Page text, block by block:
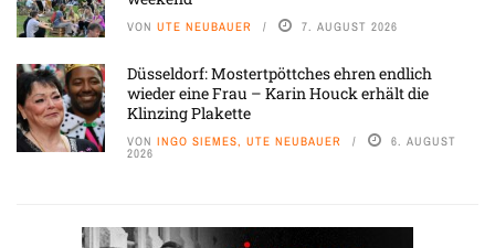
VON UTE NEUBAUER 7. AUGUST 2026
Düsseldorf: Mostertpöttches ehren endlich
wieder eine Frau – Karin Houck erhält die
Klinzing Plakette
VON INGO SIEMES, UTE NEUBAUER 6. AUGUST
2026